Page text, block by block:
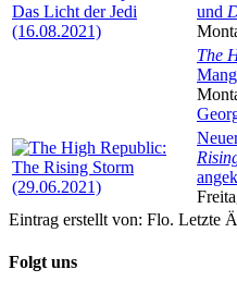
und
The
Eintrag erstellt von: Flo. Letzte
Folgt uns